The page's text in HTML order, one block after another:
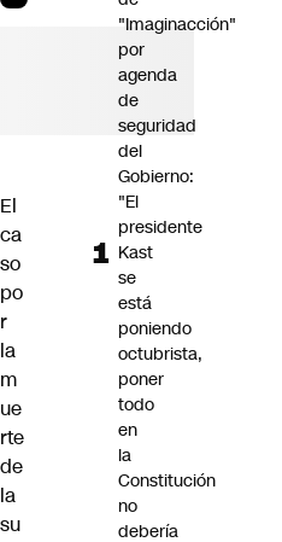
El
ca
so
po
r
la
m
ue
rte
de
la
su
"Imaginacción"
por
agenda
de
seguridad
del
Gobierno:
"El
presidente
Kast
se
está
poniendo
octubrista,
poner
todo
en
la
Constitución
no
debería